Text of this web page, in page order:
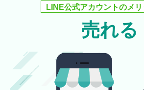
LINE公式アカウントのメ
売れる